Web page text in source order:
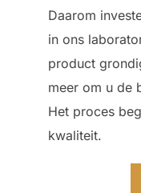
Daarom
in ons
product
meer om u de
Het proces
kwaliteit.